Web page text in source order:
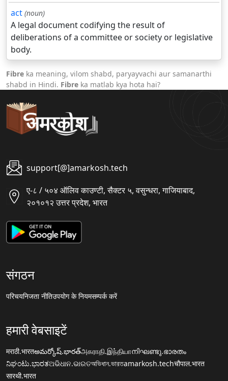
act (noun)
A legal document codifying the result of
deliberations of a committee or society or legislative
body.
Fibre ka meaning, vilom shabd, paryayvachi aur samanarthi
shabd in Hindi. Fibre ka matlab kya hota hai?
support[@]amarkosh.tech
ए-८ / ५०४ ऑलिव काउण्टी, सैक्टर ५, वसुन्धरा, गाजियाबाद,
२०१०१२ उत्तर प्रदेश, भारत
संगठन
परिचयनिजता नीतिउपयोग के नियमसम्पर्क करें
हमारी वेबसाइटें
मराठी.भारतఅమర్కోష్.భారత్அகராதி.இந்தியாനിഘണ്ടു.ഭാരതം
ನಿಘಂಟು.ಭಾರತଅଭିଧାନ.ଭାରତঅভিধান.ভারতamarkosh.techचौपाल.भारत
सारथी.भारत